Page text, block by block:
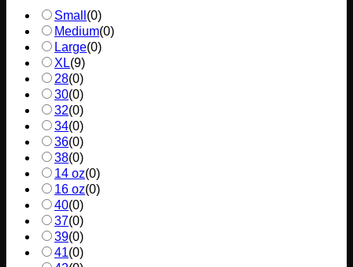
Small (0)
Medium(0)
Large(0)
XL(9)
28(0)
30(0)
32(0)
34(0)
36(0)
38(0)
14 oz(0)
16 oz(0)
40(0)
37(0)
39(0)
41(0)